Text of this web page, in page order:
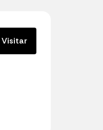
Visitar